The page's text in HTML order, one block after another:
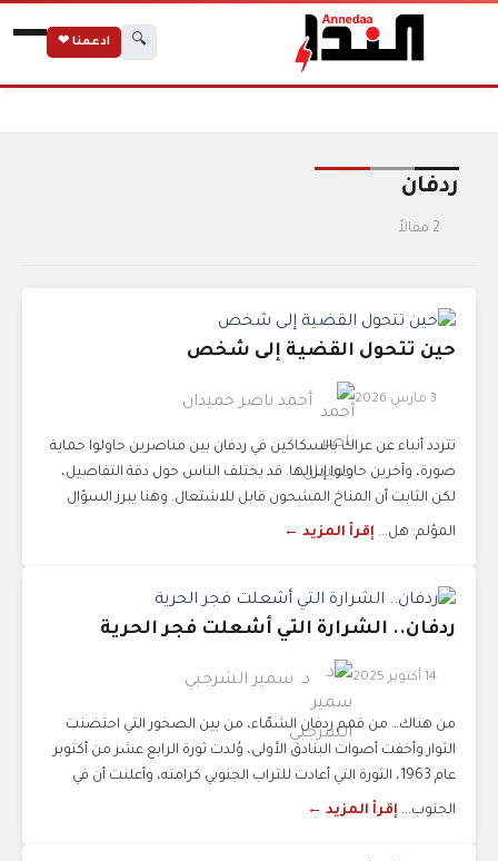
🔍 ادعمنا ❤
ردفان
2 مقالاً
حين تتحول القضية إلى شخص
3 مارس 2026 أحمد ناصر حميدان
تتردد أنباء عن عراك بالسكاكين في ردفان بين مناصرين حاولوا حماية
صورة، وآخرين حاولوا إنزالها. قد يختلف الناس حول دقة التفاصيل،
لكن الثابت أن المناخ المشحون قابل للاشتعال. وهنا يبرز السؤال
المؤلم: هل... إقرأ المزيد ←
ردفان.. الشرارة التي أشعلت فجر الحرية
14 أكتوبر 2025 د. سمير الشرجبي
من هناك… من قمم ردفان الشمّاء، من بين الصخور التي احتضنت
الثوار وأخفت أصوات البنادق الأولى، وُلدت ثورة الرابع عشر من أكتوبر
عام 1963، الثورة التي أعادت للتراب الجنوبي كرامته، وأعلنت أن في
الجنوب... إقرأ المزيد ←